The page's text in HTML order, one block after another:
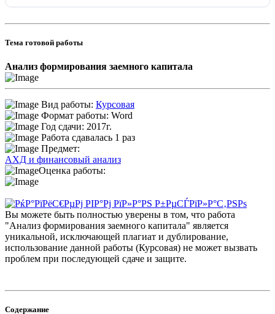
Тема готовой работы
Анализ формирования заемного капитала
Вид работы: Курсовая
Формат работы: Word
Год сдачи: 2017г.
Работа сдавалась 1 раз
Предмет:
АХД и финансовый анализ
Оценка работы:
Вы можете быть полностью уверены в том, что работа
"Анализ формирования заемного капитала" является
уникальной, исключающей плагиат и дублирование,
использование данной работы (Курсовая) не может вызвать
проблем при последующей сдаче и защите.
Содержание